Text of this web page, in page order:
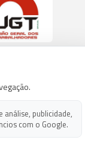
publicidade,
com o Google.